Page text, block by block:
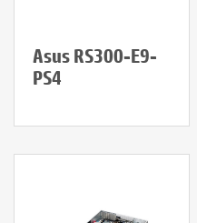
Asus RS300-E9-
PS4